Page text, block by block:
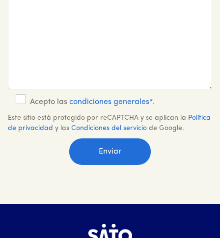
Acepto las condiciones generales*.
Este sitio está protegido por reCAPTCHA y se aplican la Política
de privacidad y las Condiciones del servicio de Google.